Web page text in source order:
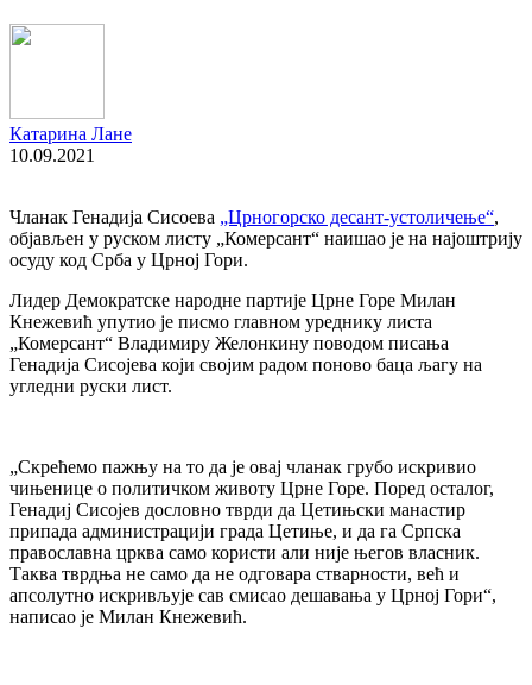
Катарина Лане
10.09.2021
Чланак Генадија Сисоева „Црногорско десант-устоличење“,
објављен у руском листу „Комерсант“ наишао је на најоштрију
осуду код Срба у Црној Гори.
Лидер Демократске народне партије Црне Горе Милан
Кнежевић упутио је писмо главном уреднику листа
„Комерсант“ Владимиру Желонкину поводом писања
Генадија Сисојева који својим радом поново баца љагу на
угледни руски лист.
„Скрећемо пажњу на то да је овај чланак грубо искривио
чињенице о политичком животу Црне Горе. Поред осталог,
Генадиј Сисојев дословно тврди да Цетињски манастир
припада администрацији града Цетиње, и да га Српска
православна црква само користи али није његов власник.
Таква тврдња не само да не одговара стварности, већ и
апсолутно искривљује сав смисао дешавања у Црној Гори“,
написао је Милан Кнежевић.